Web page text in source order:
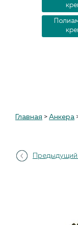
Главная > Анкера